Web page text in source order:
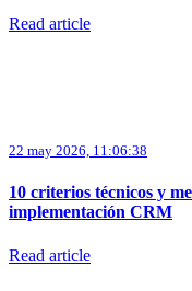
Read article
22 may 2026, 11:06:38
10 criterios técnicos y
implementación CRM
Read article